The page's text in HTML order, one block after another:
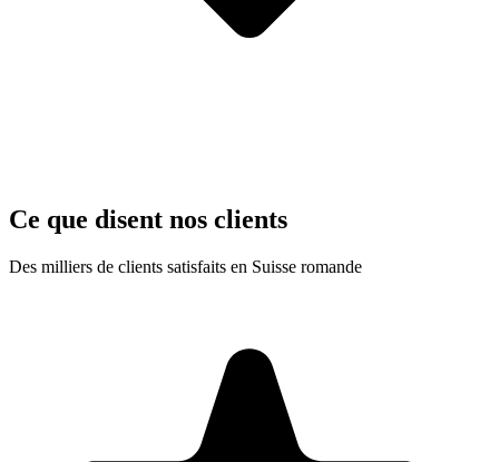
Ce que disent nos clients
Des milliers de clients satisfaits en Suisse romande